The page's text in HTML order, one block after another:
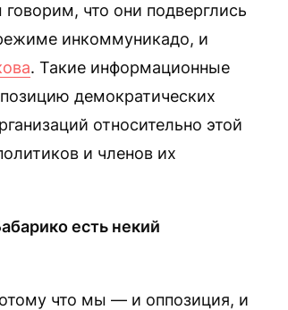
что они подверглись
инкоммуникадо, и
. Такие информационные
демократических
относительно этой
и членов их
есть некий
что мы — и оппозиция, и